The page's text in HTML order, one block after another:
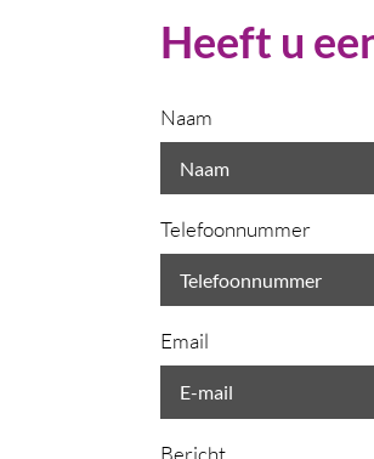
Heeft u
Naam
Telefoonnummer
Email
Bericht